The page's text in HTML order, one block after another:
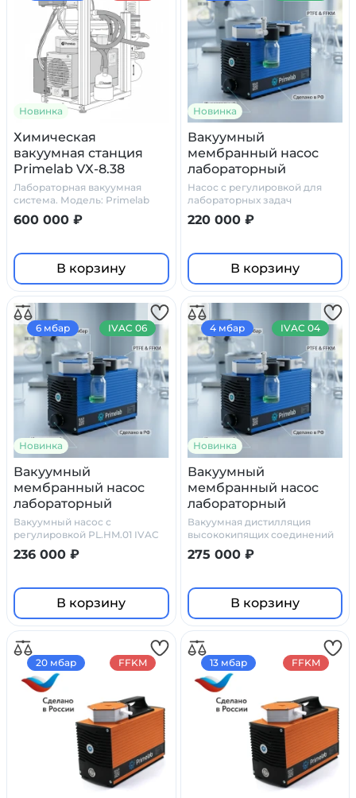
Новинка
Химическая
вакуумная станция
Primelab VX-8.38
Лабораторная вакуумная
система. Модель: Primelab
VX-8.38.
600 000 ₽
В корзину
Новинка
Вакуумный
мембранный насос
лабораторный
PL.HM.01 IVAC 08
(регулируемый, 8
мбар, PTFE)
Насос с регулировкой для
лабораторных задач
220 000 ₽
В корзину
Новинка
Вакуумный
мембранный насос
лабораторный
PL.HM.01 IVAC 06
(регулируемый, 6
мбар, PTFE)
Вакуумный насос с
регулировкой PL.HM.01 IVAC
06
236 000 ₽
В корзину
6 мбар IVAC 06
Новинка
Вакуумный
мембранный насос
лабораторный
PL.HM.01 IVAC 04
(инверторный, 4 мбар,
PTFE)
Вакуумная дистилляция
высококипящих соединений
275 000 ₽
В корзину
4 мбар IVAC 04
20 мбар FFKM 13 мбар FFKM